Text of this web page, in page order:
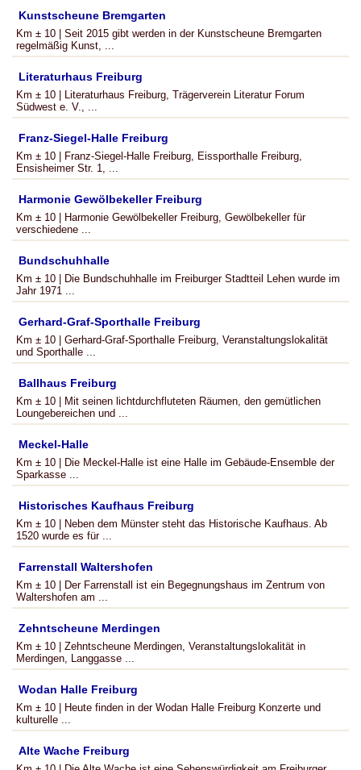
Kunstscheune Bremgarten
Km ± 10 | Seit 2015 gibt werden in der Kunstscheune Bremgarten
regelmäßig Kunst, ...
Literaturhaus Freiburg
Km ± 10 | Literaturhaus Freiburg, Trägerverein Literatur Forum
Südwest e. V., ...
Franz-Siegel-Halle Freiburg
Km ± 10 | Franz-Siegel-Halle Freiburg, Eissporthalle Freiburg,
Ensisheimer Str. 1, ...
Harmonie Gewölbekeller Freiburg
Km ± 10 | Harmonie Gewölbekeller Freiburg, Gewölbekeller für
verschiedene ...
Bundschuhhalle
Km ± 10 | Die Bundschuhhalle im Freiburger Stadtteil Lehen wurde im
Jahr 1971 ...
Gerhard-Graf-Sporthalle Freiburg
Km ± 10 | Gerhard-Graf-Sporthalle Freiburg, Veranstaltungslokalität
und Sporthalle ...
Ballhaus Freiburg
Km ± 10 | Mit seinen lichtdurchfluteten Räumen, den gemütlichen
Loungebereichen und ...
Meckel-Halle
Km ± 10 | Die Meckel-Halle ist eine Halle im Gebäude-Ensemble der
Sparkasse ...
Historisches Kaufhaus Freiburg
Km ± 10 | Neben dem Münster steht das Historische Kaufhaus. Ab
1520 wurde es für ...
Farrenstall Waltershofen
Km ± 10 | Der Farrenstall ist ein Begegnungshaus im Zentrum von
Waltershofen am ...
Zehntscheune Merdingen
Km ± 10 | Zehntscheune Merdingen, Veranstaltungslokalität in
Merdingen, Langgasse ...
Wodan Halle Freiburg
Km ± 10 | Heute finden in der Wodan Halle Freiburg Konzerte und
kulturelle ...
Alte Wache Freiburg